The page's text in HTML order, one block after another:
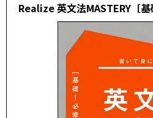
Realize 英文法MASTERY［基